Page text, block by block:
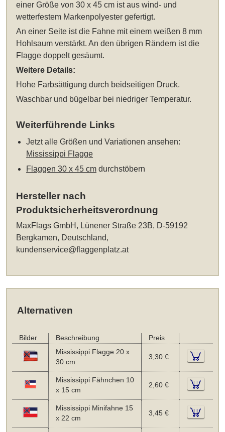
einer Größe von 30 x 45 cm ist aus wind- und
wetterfestem Markenpolyester gefertigt.
An einer Seite ist die Fahne mit einem weißen 8 mm
Hohlsaum verstärkt. An den übrigen Rändern ist die
Flagge doppelt gesäumt.
Weitere Details:
Hohe Farbsättigung durch beidseitigen Druck.
Waschbar und bügelbar bei niedriger Temperatur.
Weiterführende Links
Jetzt alle Größen und Variationen ansehen:
Mississippi Flagge
Flaggen 30 x 45 cm durchstöbern
Hersteller nach
Produktsicherheitsverordnung
MaxFlags GmbH, Lünener Straße 23B, D-59192
Bergkamen, Deutschland,
kundenservice@flaggenplatz.at
Alternativen
Bilder Beschreibung
Preis
Mississippi Flagge 20 x
30 cm
3,30 €
Mississippi Fähnchen 10
x 15 cm
2,60 €
Mississippi Minifahne 15
x 22 cm
3,45 €